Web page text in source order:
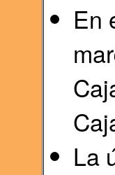
En
La